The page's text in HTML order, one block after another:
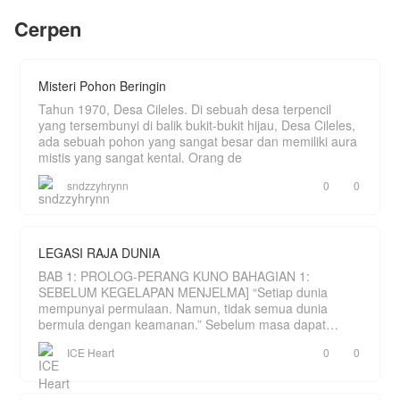
dan membuatnya menjadi yang terkuat.
Cerpen
Misteri Pohon Beringin
Tahun 1970, Desa Cileles. Di sebuah desa terpencil
yang tersembunyi di balik bukit-bukit hijau, Desa Cileles,
ada sebuah pohon yang sangat besar dan memiliki aura
mistis yang sangat kental. Orang de
sndzzyhrynn 0 0
LEGASI RAJA DUNIA
BAB 1: PROLOG-PERANG KUNO BAHAGIAN 1:
SEBELUM KEGELAPAN MENJELMA] “Setiap dunia
mempunyai permulaan. Namun, tidak semua dunia
bermula dengan keamanan.” Sebelum masa dapat
dihitung, hanya wujud sebu
ICE Heart 0 0